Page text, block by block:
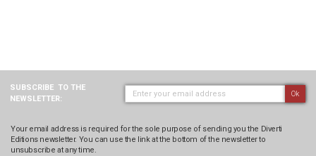
SUBSCRIBE TO THE
NEWSLETTER:
Ok
Your email address is required for the sole purpose of sending you the Diverti
Editions newsletter. You can use the link at the bottom of the newsletter to
unsubscribe at any time.